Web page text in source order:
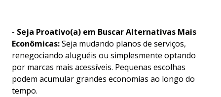
- Seja Proativo(a) em Buscar Alternativas Mais
Econômicas:Seja mudando planos de serviços,
renegociando aluguéis ou simplesmente optando
por marcas mais acessíveis. Pequenas escolhas
podem acumular grandes economias ao longo do
tempo.